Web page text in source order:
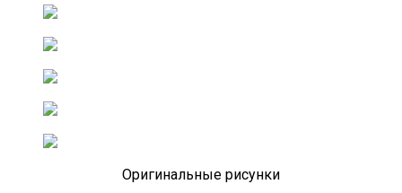
Оригинальные рисунки